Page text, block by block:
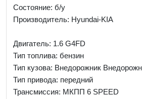
Состояние: б/у
Производитель: Hyundai-KIA
Двигатель: 1.6 G4FD
Тип топлива: бензин
Тип кузова: Внедорожник
Тип привода: передний
Трансмиссия: МКПП 6 SPEED